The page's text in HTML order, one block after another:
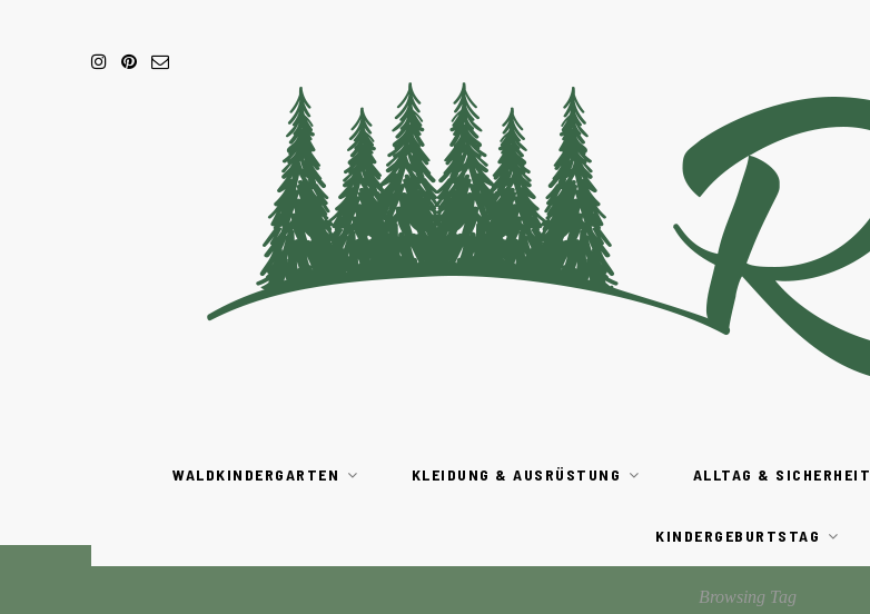
WALDKINDERGARTEN KLEIDUNG & AUSRÜSTUNG ALLTAG & SICHERHEIT
KINDERGEBURTSTAG
Browsing Tag